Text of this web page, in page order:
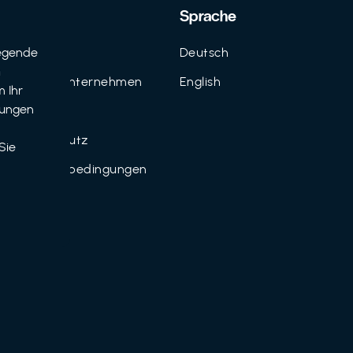
Kontakt
FAQ für Unternehmen
Imprint
Datenschutz
Nutzungsbedingungen
Sprache
Deutsch
English
Ihr